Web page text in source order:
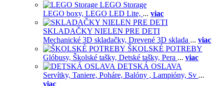
LEGO Storage
LEGO boxy, LEGO LED Lite, ... viac
SKLADAČKY NIELEN PRE DETI
Mechanické 3D skladačky, Drevené 3D sklada ... viac
ŠKOLSKÉ POTREBY
Glóbusy, Školské tašky, Detské tašky, Pera ... viac
DETSKÁ OSLAVA
Servítky, Taniere, Poháre, Balóny , Lampióny, Sv ...
viac